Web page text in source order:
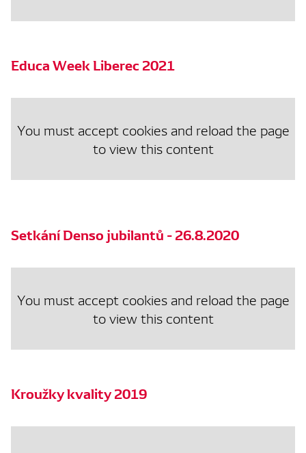
Educa Week Liberec 2021
You must accept cookies and reload the page
to view this content
Setkání Denso jubilantů - 26.8.2020
You must accept cookies and reload the page
to view this content
Kroužky kvality 2019